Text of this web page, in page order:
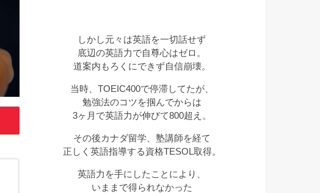
しかし元々は英語を一切話せず
底辺の英語力で自尊心はゼロ。
道案内もろくにできず自信崩壊。
当時、TOEIC400で停滞してたが、
勉強法のコツを掴んでからは
3ヶ月で英語力が伸びて800超え。
その後カナダ留学、塾講師を経て
正しく英語指導する資格TESOL取得。
英語力を手にしたことにより、
いままで得られなかった